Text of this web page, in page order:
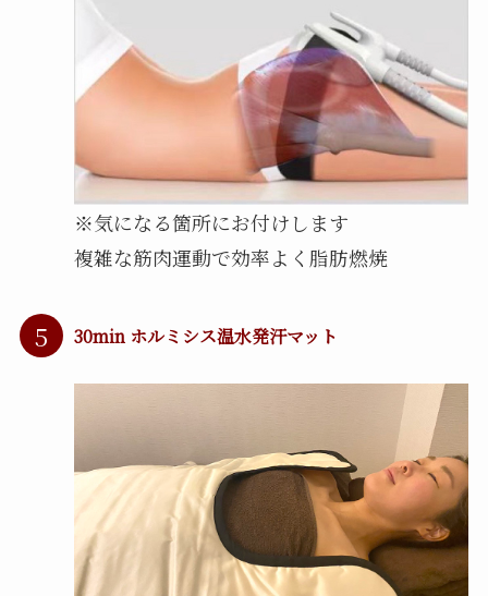
※気になる箇所にお付けします
複雑な筋肉運動で効率よく脂肪燃焼
5 30min ホルミシス温水発汗マット